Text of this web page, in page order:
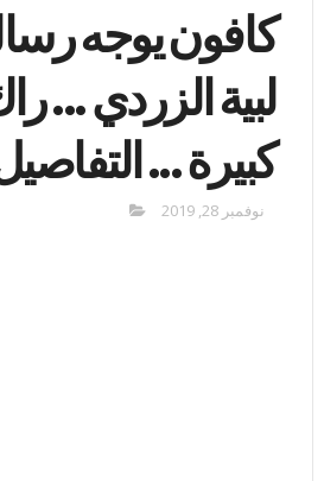
كافون يوجه
لبية الزردي ...
كبيرة ...
نوفمبر 28, 2019